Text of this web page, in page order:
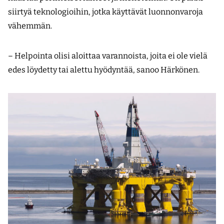
siirtyä teknologioihin, jotka käyttävät luonnonvaroja
vähemmän.
– Helpointa olisi aloittaa varannoista, joita ei ole vielä
edes löydetty tai alettu hyödyntää, sanoo Härkönen.